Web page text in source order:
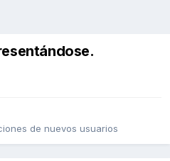
de nuevos usuarios